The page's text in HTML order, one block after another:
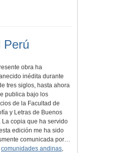
Perú
obra ha
inédita durante
tres siglos, hasta ahora
publica bajo los
de la Facultad de
y Letras de Buenos
La copia que ha servido
edición me ha sido
comunicada por…
comunidades andinas,